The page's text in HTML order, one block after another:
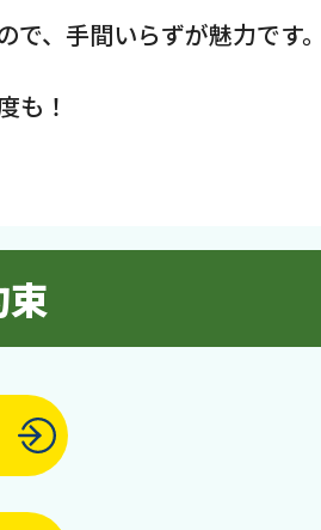
、手間いらずが魅力です。
も！